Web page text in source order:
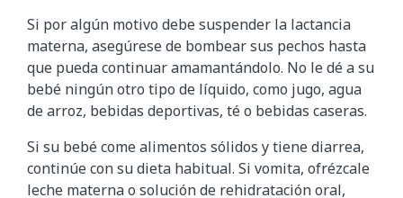
Si por algún motivo debe suspender la lactancia
materna, asegúrese de bombear sus pechos hasta
que pueda continuar amamantándolo. No le dé a su
bebé ningún otro tipo de líquido, como jugo, agua
de arroz, bebidas deportivas, té o bebidas caseras.
Si su bebé come alimentos sólidos y tiene diarrea,
continúe con su dieta habitual. Si vomita, ofrézcale
leche materna o solución de rehidratación oral,